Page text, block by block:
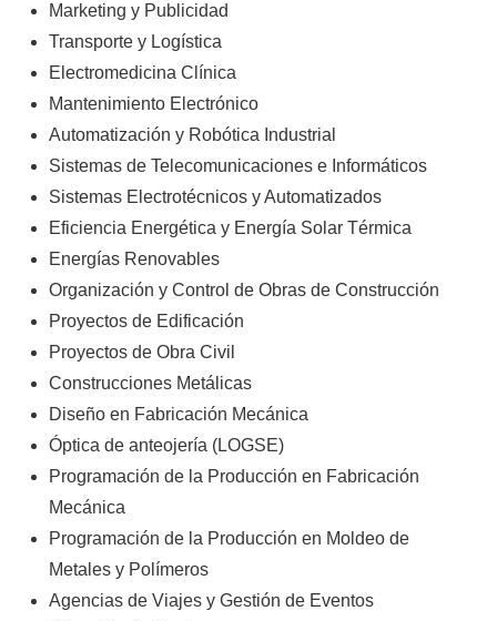
Marketing y Publicidad
Transporte y Logística
Electromedicina Clínica
Mantenimiento Electrónico
Automatización y Robótica Industrial
Sistemas de Telecomunicaciones e Informáticos
Sistemas Electrotécnicos y Automatizados
Eficiencia Energética y Energía Solar Térmica
Energías Renovables
Organización y Control de Obras de Construcción
Proyectos de Edificación
Proyectos de Obra Civil
Construcciones Metálicas
Diseño en Fabricación Mecánica
Óptica de anteojería (LOGSE)
Programación de la Producción en Fabricación
Mecánica
Programación de la Producción en Moldeo de
Metales y Polímeros
Agencias de Viajes y Gestión de Eventos